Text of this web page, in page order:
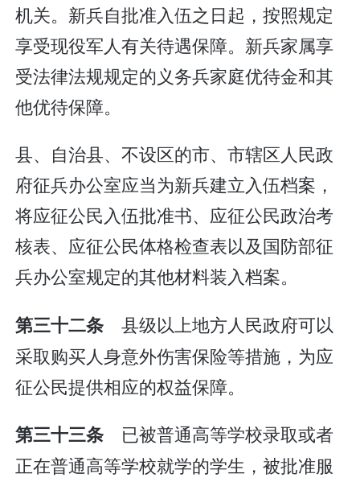
机关。新兵自批准入伍之日起，按照规定
享受现役军人有关待遇保障。新兵家属享
受法律法规规定的义务兵家庭优待金和其
他优待保障。
县、自治县、不设区的市、市辖区人民政
府征兵办公室应当为新兵建立入伍档案，
将应征公民入伍批准书、应征公民政治考
核表、应征公民体格检查表以及国防部征
兵办公室规定的其他材料装入档案。
第三十二条 县级以上地方人民政府可以
采取购买人身意外伤害保险等措施，为应
征公民提供相应的权益保障。
第三十三条 已被普通高等学校录取或者
正在普通高等学校就学的学生，被批准服